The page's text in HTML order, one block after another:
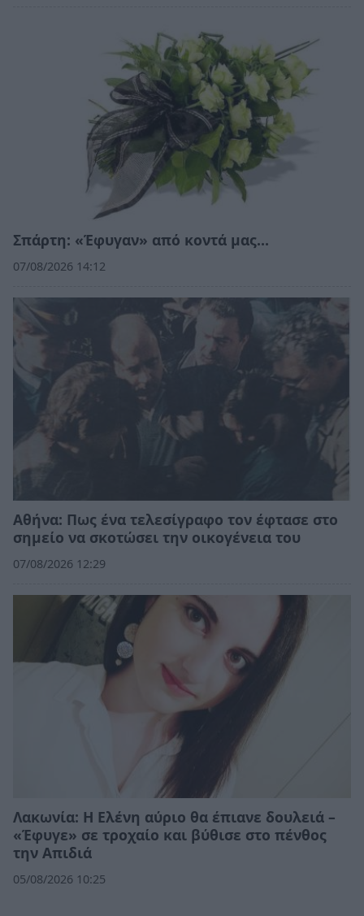
Σπάρτη: «Έφυγαν» από κοντά μας…
07/08/2026 14:12
Αθήνα: Πως ένα τελεσίγραφο τον έφτασε στο
σημείο να σκοτώσει την οικογένεια του
07/08/2026 12:29
Λακωνία: Η Ελένη αύριο θα έπιανε δουλειά –
«Έφυγε» σε τροχαίο και βύθισε στο πένθος
την Απιδιά
05/08/2026 10:25